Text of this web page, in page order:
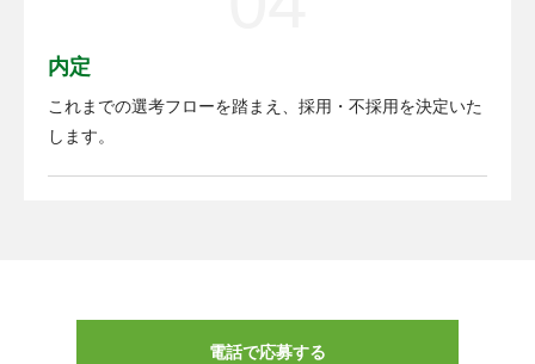
内定
これまでの選考フローを踏まえ、採用・不採用を決定いた
します。
電話で応募する